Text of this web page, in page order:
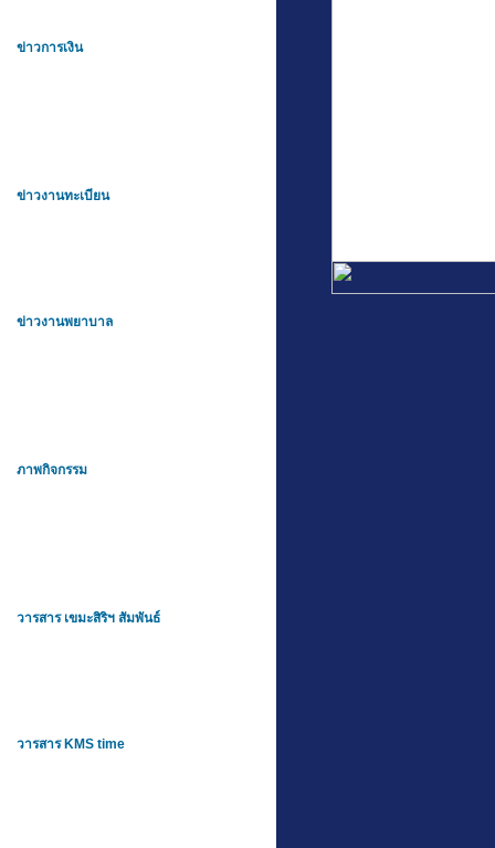
ข่าวการเงิน
ข่าวงานทะเบียน
ข่าวงานพยาบาล
ภาพกิจกรรม
วารสาร เขมะสิริฯ สัมพันธ์
วารสาร KMS time